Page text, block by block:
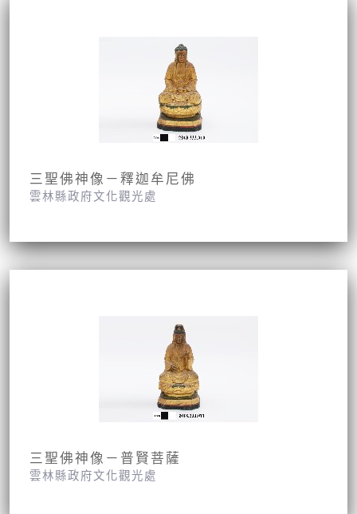
三聖佛神像－釋迦牟尼佛
雲林縣政府文化觀光處
三聖佛神像－普賢菩薩
雲林縣政府文化觀光處